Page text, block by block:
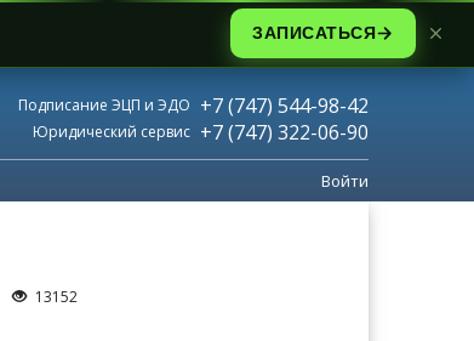
Подписание ЭЦП и ЭДО +7 (747) 544-98-42
Юридический сервис +7 (747) 322-06-90
Войти
13152
ЗАПИСАТЬСЯ